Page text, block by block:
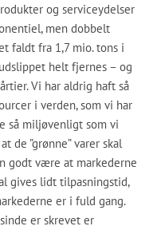
og serviceydelser
men dobbelt
faldt fra 1,7 mio. tons i
helt fjernes – og
Vi har aldrig haft så
i verden, som vi har
så miljøvenligt som vi
de ”grønne” varer skal
godt være at markederne
gives lidt tilpasningstid,
er i fuld gang.
er skrevet er